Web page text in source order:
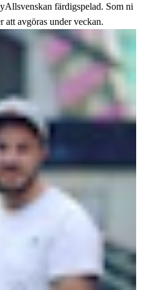
färdigspelad. Som ni
att avgöras under veckan.